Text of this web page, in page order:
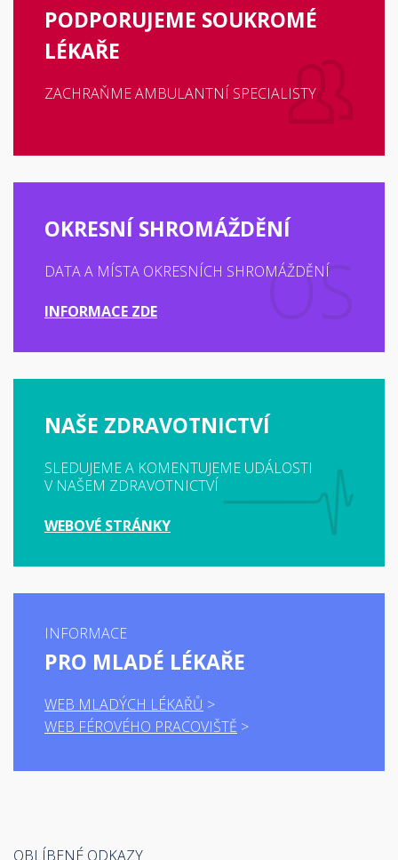
PODPORUJEME SOUKROMÉ
LÉKAŘE
ZACHRAŇME AMBULANTNÍ SPECIALISTY
OKRESNÍ SHROMÁŽDĚNÍ
DATA A MÍSTA OKRESNÍCH SHROMÁŽDĚNÍ
INFORMACE ZDE
NAŠE ZDRAVOTNICTVÍ
SLEDUJEME A KOMENTUJEME UDÁLOSTI
V NAŠEM ZDRAVOTNICTVÍ
WEBOVÉ STRÁNKY
INFORMACE
PRO MLADÉ LÉKAŘE
WEB MLADÝCH LÉKAŘŮ
WEB FÉROVÉHO PRACOVIŠTĚ
OBLÍBENÉ ODKAZY